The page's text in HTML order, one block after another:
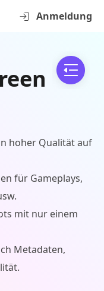
Anmeldung
hoher Qualität auf
für Gameplays,
mit nur einem
Metadaten,